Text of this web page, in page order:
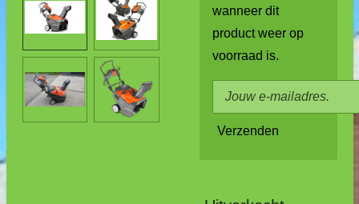
wanneer dit
product weer op
voorraad is.
Verzenden